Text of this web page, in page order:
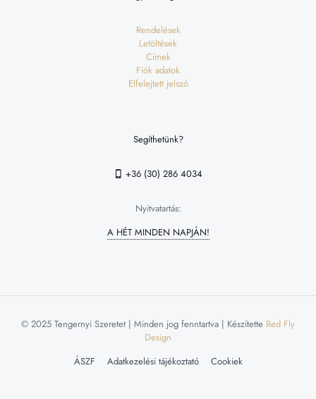
Rendelések
Letöltések
Címek
Fiók adatok
Elfelejtett jelszó
Segíthetünk?
+36 (30) 286 4034
Nyitvatartás:
A HÉT MINDEN NAPJÁN!
© 2025 Tengernyi Szeretet | Minden jog fenntartva | Készítette Red Fly
Design
ÁSZF
Adatkezelési tájékoztató Cookiek